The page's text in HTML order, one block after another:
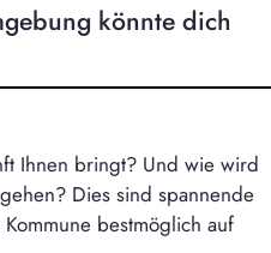
könnte dich
Ihnen bringt? Und wie wird
Dies sind spannende
bestmöglich auf